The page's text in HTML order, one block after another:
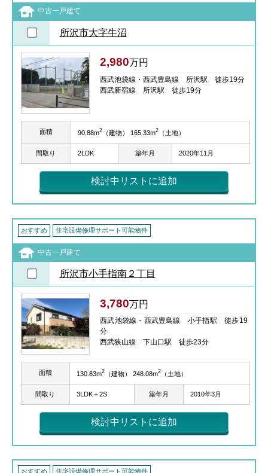
中古一戸建て
所沢市大字牛沼
2,980万円
西武池袋線・西武豊島線 所沢駅 徒歩19分
西武新宿線 所沢駅 徒歩19分
面積 90.88m2（建物） 165.33m2（土地）
間取り 2LDK 築年月 2020年11月
検討中リストに追加
おすすめ 住宅設備修理サポート可能物件
中古一戸建て
所沢市小手指南２丁目
3,780万円
西武池袋線・西武豊島線 小手指駅 徒歩19
分
西武狭山線 下山口駅 徒歩23分
面積 130.83m2（建物） 248.08m2（土地）
間取り 3LDK＋2S 築年月 2010年3月
検討中リストに追加
おすすめ 住宅設備修理サポート可能物件